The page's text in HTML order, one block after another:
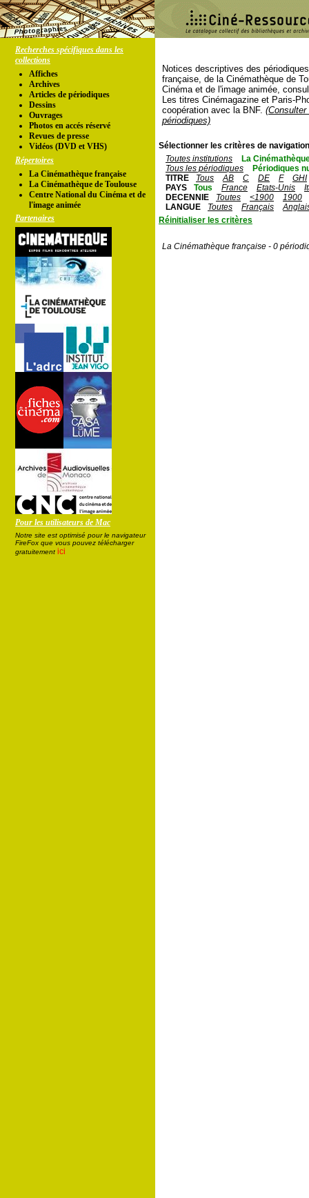
Recherches spécifiques dans les
collections
Affiches
Archives
Articles de périodiques
Dessins
Ouvrages
Photos en accés réservé
Revues de presse
Vidéos (DVD et VHS)
Répertoires
La Cinémathèque française
La Cinémathèque de Toulouse
Centre National du Cinéma et de
l'image animée
Partenaires
Pour les utilisateurs de Mac
Notre site est optimisé pour le navigateur
FireFox que vous pouvez télécharger
gratuitement ici
Notices descriptives des
française, de la Cinémathèque de
Cinéma et de l'image animée,
Les titres Cinémagazine et Paris-
coopération avec la BNF.
périodiques)
Sélectionner les critères de
Toutes institutions
La
Tous les périodiques
Périodiques
TITRE
Tous AB C DE F
GHI
PAYS
Tous France Etats-Unis
DECENNIE
Toutes <1900
1900
LANGUE
Toutes Français
Réinitialiser les critères
La Cinémathèque française - 0